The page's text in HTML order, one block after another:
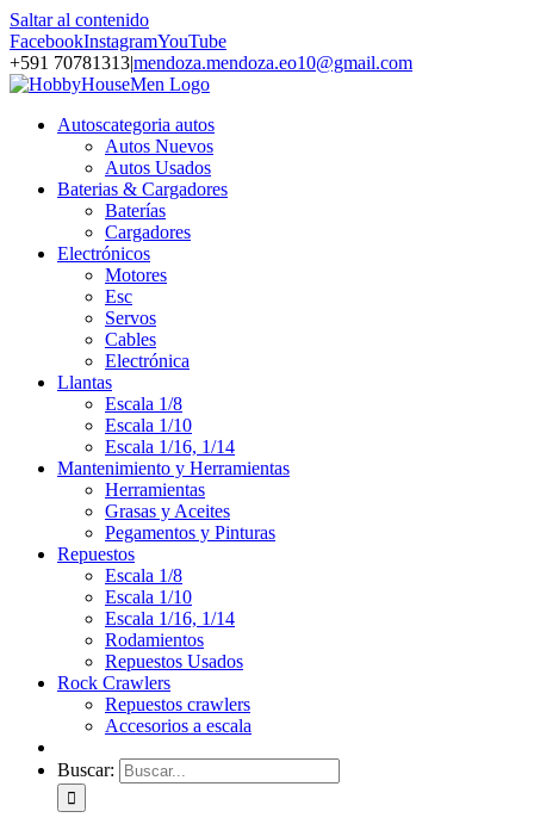
Saltar al contenido
FacebookInstagramYouTube
+591 70781313|mendoza.mendoza.eo10@gmail.com
Autoscategoria autos
Autos Nuevos
Autos Usados
Baterias & Cargadores
Baterías
Cargadores
Electrónicos
Motores
Esc
Servos
Cables
Electrónica
Llantas
Escala 1/8
Escala 1/10
Escala 1/16, 1/14
Mantenimiento y Herramientas
Herramientas
Grasas y Aceites
Pegamentos y Pinturas
Repuestos
Escala 1/8
Escala 1/10
Escala 1/16, 1/14
Rodamientos
Repuestos Usados
Rock Crawlers
Repuestos crawlers
Accesorios a escala
Buscar: